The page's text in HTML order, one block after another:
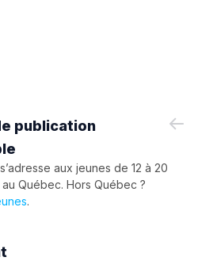
publication
aux jeunes de 12 à 20
Québec. Hors Québec ?
.